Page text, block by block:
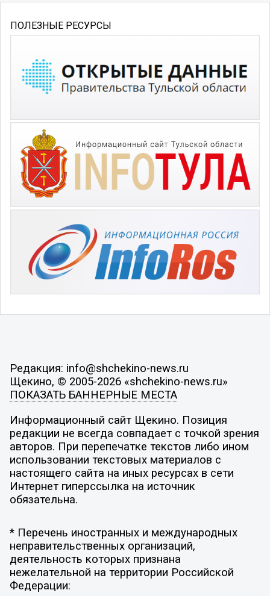
ПОЛЕЗНЫЕ РЕСУРСЫ
Редакция: info@shchekino-news.ru
Щекино, © 2005-2026 «shchekino-news.ru»
ПОКАЗАТЬ БАННЕРНЫЕ МЕСТА
Информационный сайт Щекино. Позиция
редакции не всегда совпадает с точкой зрения
авторов. При перепечатке текстов либо ином
использовании текстовых материалов с
настоящего сайта на иных ресурсах в сети
Интернет гиперссылка на источник
обязательна.
* Перечень иностранных и международных
неправительственных организаций,
деятельность которых признана
нежелательной на территории Российской
Федерации: